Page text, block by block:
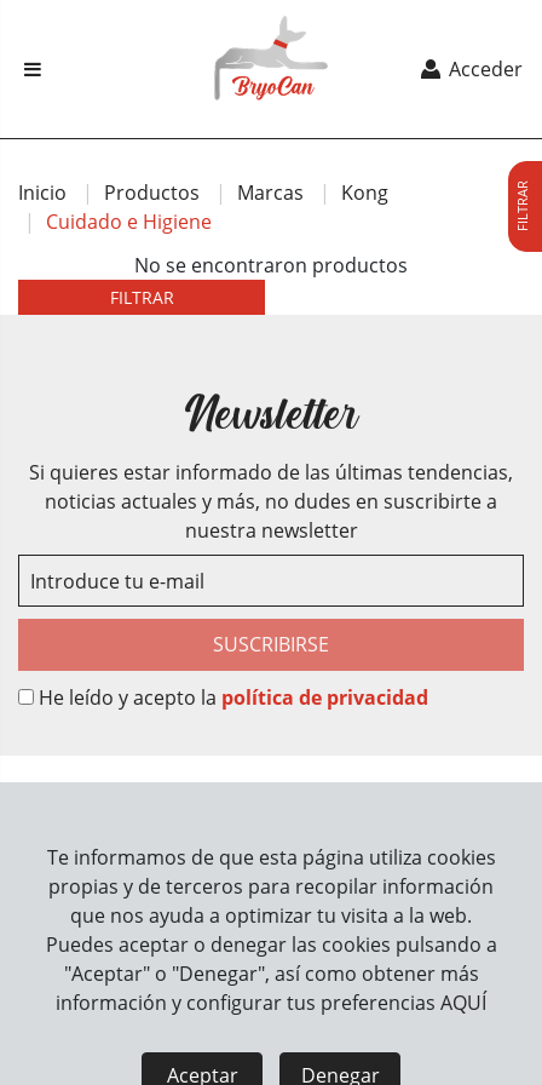
Acceder
Inicio Productos Marcas
Kong
Cuidado e Higiene
No se encontraron productos
FILTRAR
FILTRAR
Newsletter
Si quieres estar informado de las últimas tendencias,
noticias actuales y más, no dudes en suscribirte a
nuestra newsletter
SUSCRIBIRSE
He leído y acepto la política de privacidad
Información
Cómo trabajamos
Información legal
Política de Privacidad
Te informamos de que esta página utiliza cookies
propias y de terceros para recopilar información
que nos ayuda a optimizar tu visita a la web.
Puedes aceptar o denegar las cookies pulsando a
"Aceptar" o "Denegar", así como obtener más
información y configurar tus preferencias AQUÍ
Aceptar Denegar